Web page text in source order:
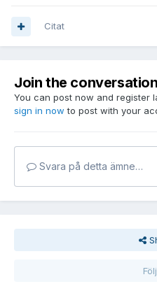
Citat
Join the conversation
You can post now and register
sign in now to post with your
Svara på detta ämne…